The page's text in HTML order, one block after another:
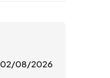
02/08/2026